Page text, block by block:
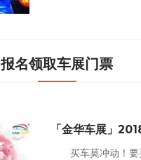
你身边的小伙伴，8
日，义乌国际博览中
报名领取车展门票
「金华车展」
门票免费领，还
买车莫冲动！